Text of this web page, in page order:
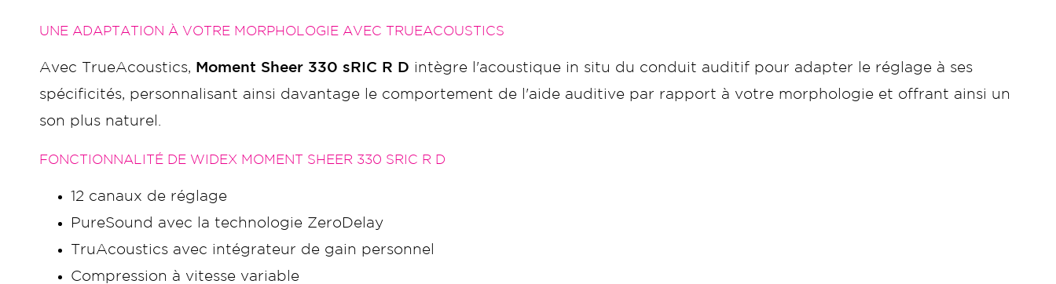
UNE ADAPTATION À VOTRE MORPHOLOGIE AVEC TRUEACOUSTICS
Avec TrueAcoustics, Moment Sheer 330 sRIC R D intègre l'acoustique in situ du conduit auditif pour adapter le réglage à ses
spécificités, personnalisant ainsi davantage le comportement de l'aide auditive par rapport à votre morphologie et offrant ainsi un
son plus naturel.
FONCTIONNALITÉ DE WIDEX MOMENT SHEER 330 SRIC R D
12 canaux de réglage
PureSound avec la technologie ZeroDelay
TruAcoustics avec intégrateur de gain personnel
Compression à vitesse variable